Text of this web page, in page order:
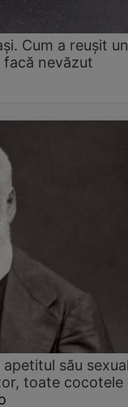
Cum a reușit un
facă nevăzut
său
toate cocotele